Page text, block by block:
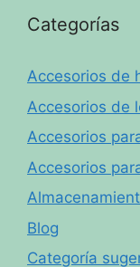
Categorías
Accesorios de
Accesorios de
Accesorios
Accesorios
Blog
Categoría